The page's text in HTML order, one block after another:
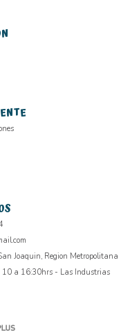
Joaquin, Region Metropolitana
a 16:30hrs - Las Industrias